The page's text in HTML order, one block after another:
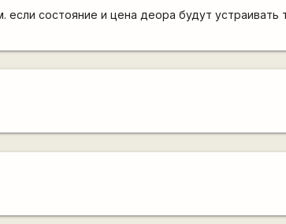
если состояние и цена деора будут устраивать